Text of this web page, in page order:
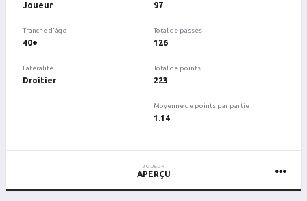
Joueur
Tranche d'âge
40+
Latéralité
Droitier
97
Total de passes
126
Total de points
223
Moyenne de points par partie
1.14
JOUEUR
APERÇU